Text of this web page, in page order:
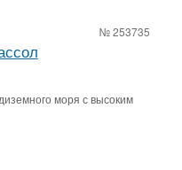
№ 253735
моря с высоким